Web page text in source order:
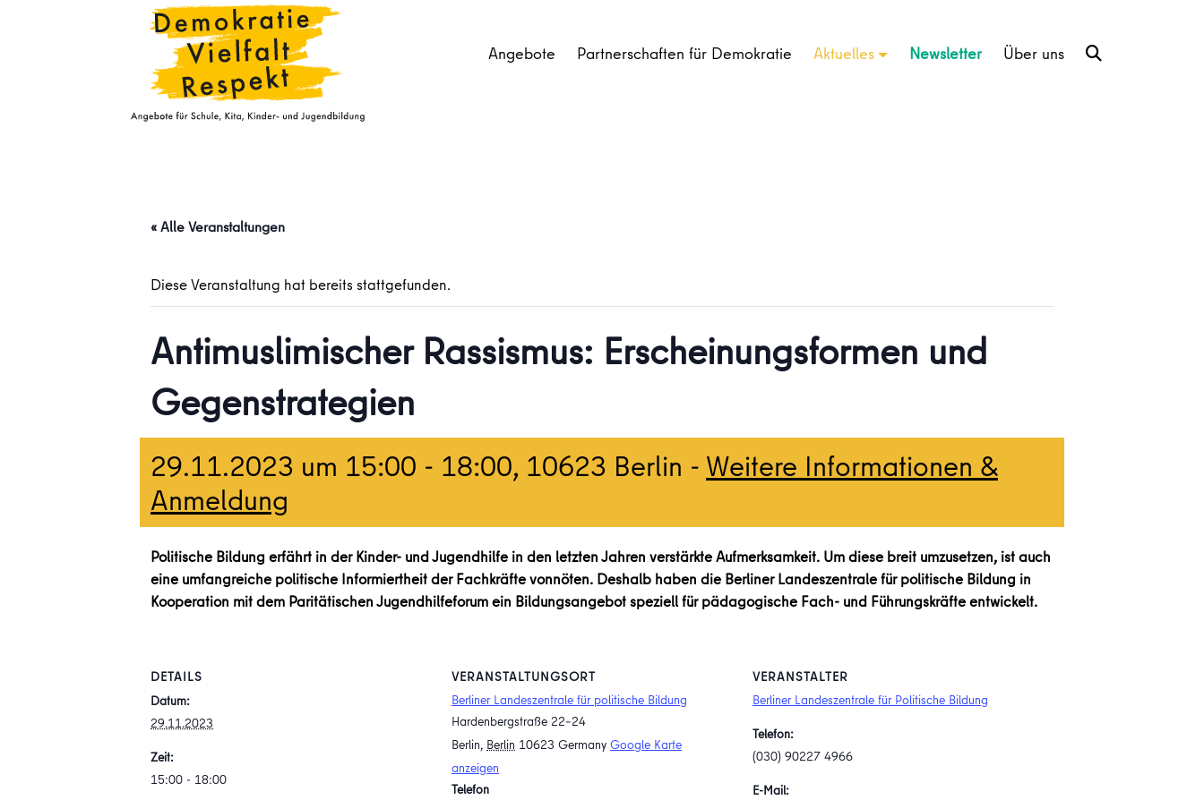
Angebote Partnerschaften für Demokratie Aktuelles Newsletter Über uns
« Alle Veranstaltungen
Diese Veranstaltung hat bereits stattgefunden.
Antimuslimischer Rassismus: Erscheinungsformen und
Gegenstrategien
29.11.2023 um 15:00 - 18:00, 10623 Berlin - Weitere Informationen &
Anmeldung
Politische Bildung erfährt in der Kinder- und Jugendhilfe in den letzten Jahren verstärkte Aufmerksamkeit. Um diese breit umzusetzen, ist auch
eine umfangreiche politische Informiertheit der Fachkräfte vonnöten. Deshalb haben die Berliner Landeszentrale für politische Bildung in
Kooperation mit dem Paritätischen Jugendhilfeforum ein Bildungsangebot speziell für pädagogische Fach- und Führungskräfte entwickelt.
DETAILS
Datum:
29.11.2023
Zeit:
15:00 - 18:00
VERANSTALTUNGSORT
Berliner Landeszentrale für politische Bildung
Hardenbergstraße 22–24
Berlin, Berlin 10623 Germany Google Karte
anzeigen
Telefon
VERANSTALTER
Berliner Landeszentrale für Politische Bildung
Telefon:
(030) 90227 4966
E-Mail: